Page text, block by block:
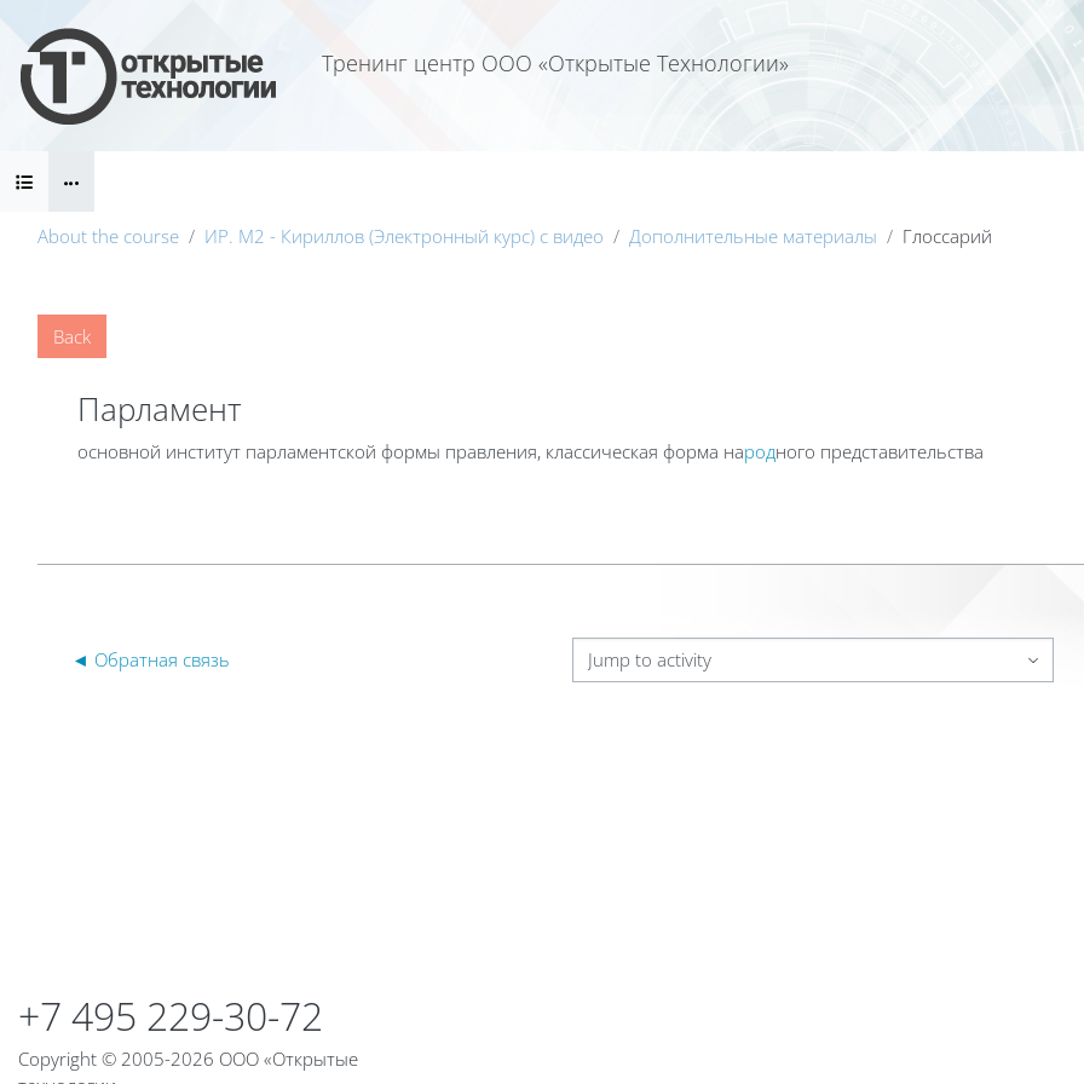
Тренинг центр ООО «Открытые Технологии»
Blocks
About the course ИР. М2 - Кириллов (Электронный курс) с видео Дополнительные материалы Глоссарий
Blocks
Back
Парламент
основной институт парламентской формы правления, классическая форма народного представительства
◄ Обратная связь Jump to activity
+7 495 229-30-72
Copyright © 2005-2026 ООО «Открытые